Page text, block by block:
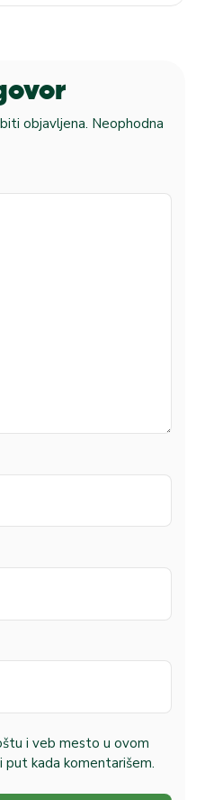
objavljena. Neophodna
i veb mesto u ovom
put kada komentarišem.